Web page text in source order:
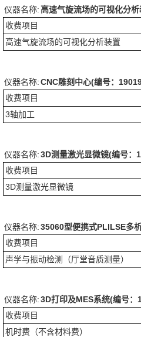
仪器名称:高速气旋流场的可视化分
收费项目
高速气旋流场的可视化分析装置
仪器名称:CNC雕刻中心(编号：
收费项目
3轴加工
仪器名称:3D测量激光显微镜(编号：
收费项目
3D测量激光显微镜
仪器名称:35060型便携式PLILSE多
收费项目
声学与振动检测（厅堂音质测量）
仪器名称:3D打印及MES系统(编号：
收费项目
机时费（不含材料费）